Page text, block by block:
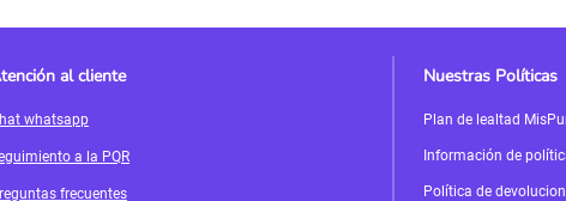
al cliente
whatsapp
a la PQR
frecuentes
Nuestras Políticas
Plan de lealtad
Información de
Política de